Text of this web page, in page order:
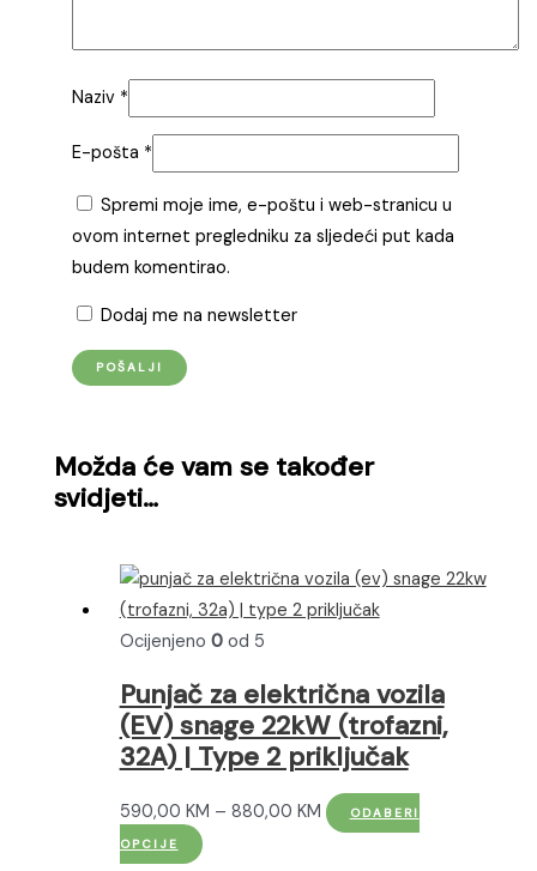
Naziv *
E-pošta *
Spremi moje ime, e-poštu i web-stranicu u
ovom internet pregledniku za sljedeći put kada
budem komentirao.
Dodaj me na newsletter
Možda će vam se također
svidjeti…
Ocijenjeno 0od 5
Punjač za električna vozila
(EV) snage 22kW (trofazni,
32A) | Type 2 priključak
590,00 KM – 880,00 KMRasponODABERI
OPCIJE
Ovaj